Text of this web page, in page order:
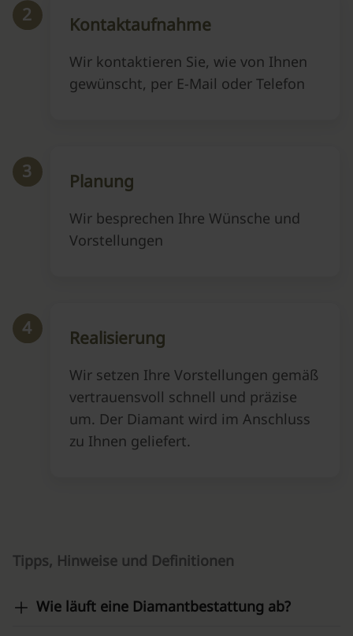
2 Kontaktaufnahme
Wir kontaktieren Sie, wie von Ihnen
gewünscht, per E-Mail oder Telefon
3 Planung
Wir besprechen Ihre Wünsche und
Vorstellungen
4 Realisierung
Wir setzen Ihre Vorstellungen gemäß
vertrauensvoll schnell und präzise
um. Der Diamant wird im Anschluss
zu Ihnen geliefert.
Tipps, Hinweise und Definitionen
Wie läuft eine Diamantbestattung ab?